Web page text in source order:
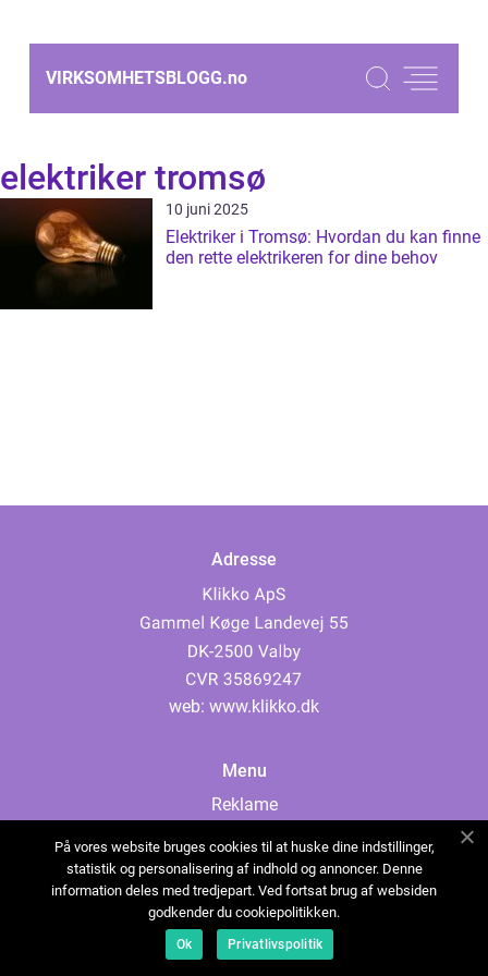
VIRKSOMHETSBLOGG.no
elektriker tromsø
10 juni 2025
Elektriker i Tromsø: Hvordan du kan finne
den rette elektrikeren for dine behov
Adresse
web: www.klikko.dk
Menu
Reklame
Cookies
Kontakt Oss
Sitemap
På vores website bruges cookies til at huske dine indstillinger,
statistik og personalisering af indhold og annoncer. Denne
information deles med tredjepart. Ved fortsat brug af websiden
godkender du cookiepolitikken.
Ok Privatlivspolitik